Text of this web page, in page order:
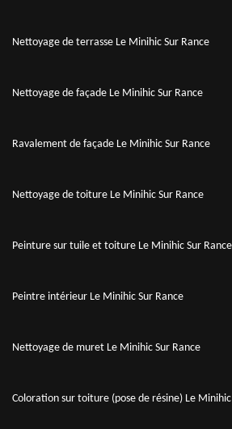
Nettoyage de terrasse Le Minihic Sur Rance
Nettoyage de façade Le Minihic Sur Rance
Ravalement de façade Le Minihic Sur Rance
Nettoyage de toiture Le Minihic Sur Rance
Peinture sur tuile et toiture Le Minihic Sur Rance
Peintre intérieur Le Minihic Sur Rance
Nettoyage de muret Le Minihic Sur Rance
Coloration sur toiture (pose de résine) Le Minihic